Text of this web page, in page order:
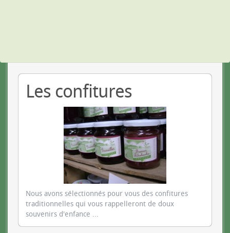
Les confitures
Nous avons sélectionnés pour vous des confitures
traditionnelles qui vous rappelleront de doux
souvenirs d'enfance ...